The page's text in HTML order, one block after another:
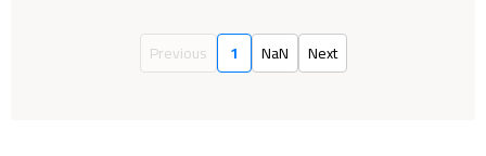
Previous 1 NaN Next